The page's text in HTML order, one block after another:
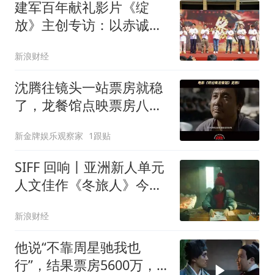
建军百年献礼影片《绽
放》主创专访：以赤诚之
新浪财经
沈腾往镜头一站票房就稳
了，龙餐馆点映票房八千
新金牌娱乐观察家 1跟贴
SIFF 回响丨亚洲新人单元
人文佳作《冬旅人》今日
新浪财经
他说“不靠周星驰我也
行”，结果票房5600万，